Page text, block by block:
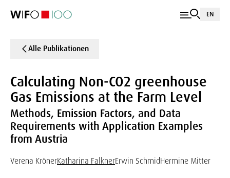
EN
Alle Publikationen
Calculating Non-CO2 greenhouse
Gas Emissions at the Farm Level
Methods, Emission Factors, and Data
Requirements with Application Examples
from Austria
Verena KrönerKatharina FalknerErwin SchmidHermine Mitter